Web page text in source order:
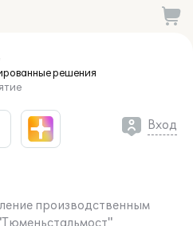
решения
Вход
производственным